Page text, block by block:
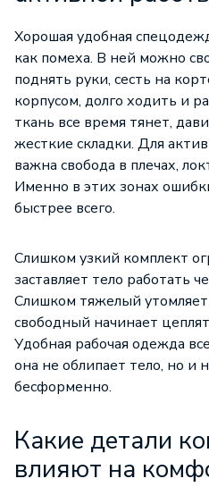
Хорошая удобная
как помеха. В ней можно
поднять руки, сесть на
корпусом, долго ходить и
ткань все время тянет,
жесткие складки. Для
важна свобода в плечах,
Именно в этих зонах
быстрее всего.
Слишком узкий комплект
заставляет тело работать
Слишком тяжелый
свободный начинает
Удобная рабочая одежда
она не облипает тело, но и
бесформенно.
Какие детали
влияют на